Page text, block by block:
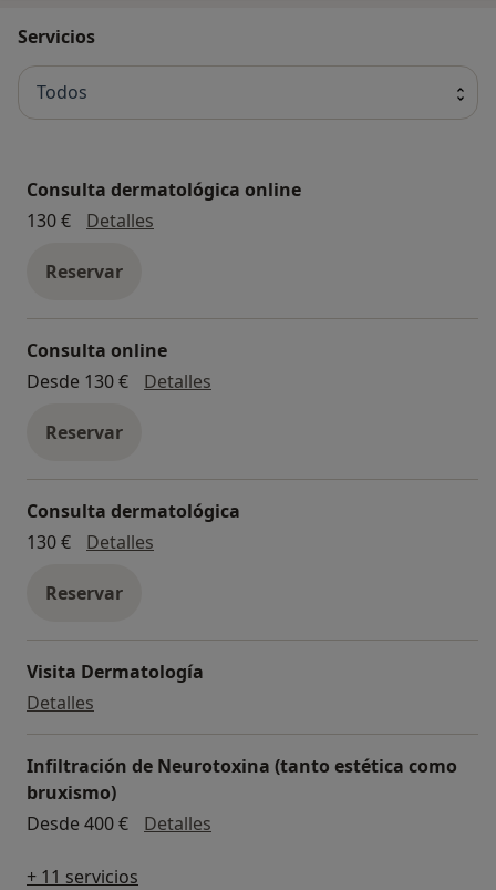
Servicios
Todos
Consulta dermatológica online
130 €
Detalles
Reservar
Consulta online
Desde 130 €
Detalles
Reservar
Consulta dermatológica
130 €
Detalles
Reservar
Visita Dermatología
Detalles
Infiltración de Neurotoxina (tanto estética como
bruxismo)
Desde 400 €
Detalles
+ 11 servicios